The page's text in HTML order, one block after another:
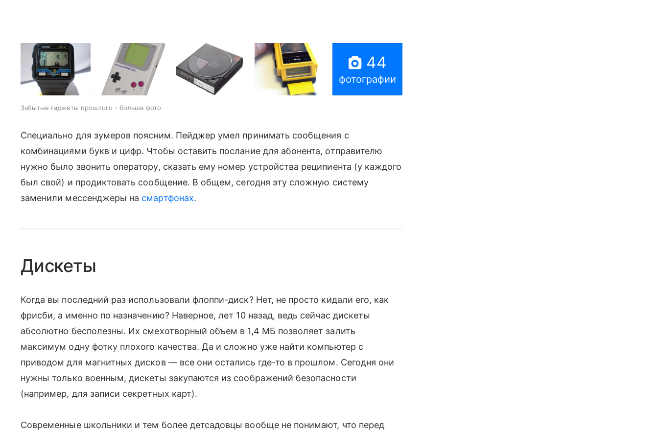
44
фотографии
Забытые гаджеты прошлого - больше фото
Специально для зумеров поясним. Пейджер умел принимать сообщения с
комбинациями букв и цифр. Чтобы оставить послание для абонента, отправителю
нужно было звонить оператору, сказать ему номер устройства реципиента (у каждого
был свой) и продиктовать сообщение. В общем, сегодня эту сложную систему
заменили мессенджеры на смартфонах.
Дискеты
Когда вы последний раз использовали флоппи-диск? Нет, не просто кидали его, как
фрисби, а именно по назначению? Наверное, лет 10 назад, ведь сейчас дискеты
абсолютно бесполезны. Их смехотворный объем в 1,4 МБ позволяет залить
максимум одну фотку плохого качества. Да и сложно уже найти компьютер с
приводом для магнитных дисков — все они остались где-то в прошлом. Сегодня они
нужны только военным, дискеты закупаются из соображений безопасности
(например, для записи секретных карт).
Современные школьники и тем более детсадовцы вообще не понимают, что перед